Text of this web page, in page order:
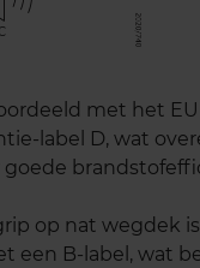
met het EU
label D, wat
op nat wegdek
een B-label, wat